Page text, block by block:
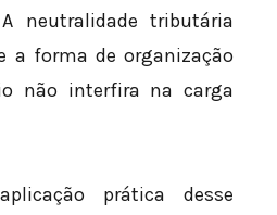
neutralidade tributária
a forma de organização
não interfira na carga
prática desse